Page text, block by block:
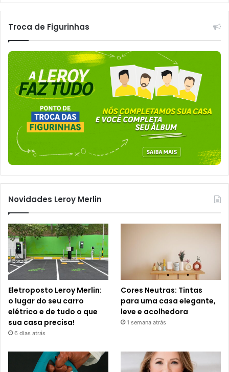
Troca de Figurinhas
Novidades Leroy Merlin
Eletroposto Leroy Merlin:
o lugar do seu carro
elétrico e de tudo o que
sua casa precisa!
6 dias atrás
Cores Neutras: Tintas
para uma casa elegante,
leve e acolhedora
1 semana atrás